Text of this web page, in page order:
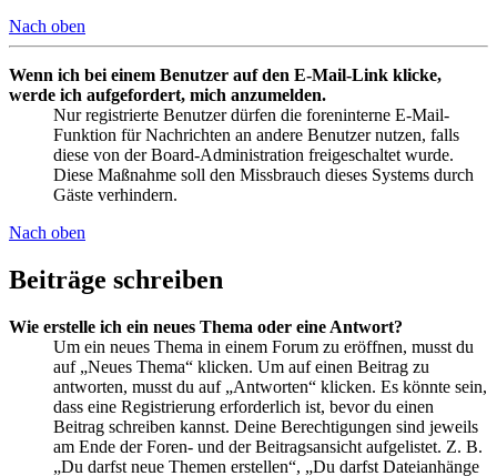
Nach oben
Wenn ich bei einem Benutzer auf den E-Mail-Link klicke,
werde ich aufgefordert, mich anzumelden.
Nur registrierte Benutzer dürfen die foreninterne E-Mail-
Funktion für Nachrichten an andere Benutzer nutzen, falls
diese von der Board-Administration freigeschaltet wurde.
Diese Maßnahme soll den Missbrauch dieses Systems durch
Gäste verhindern.
Nach oben
Beiträge schreiben
Wie erstelle ich ein neues Thema oder eine Antwort?
Um ein neues Thema in einem Forum zu eröffnen, musst du
auf „Neues Thema“ klicken. Um auf einen Beitrag zu
antworten, musst du auf „Antworten“ klicken. Es könnte sein,
dass eine Registrierung erforderlich ist, bevor du einen
Beitrag schreiben kannst. Deine Berechtigungen sind jeweils
am Ende der Foren- und der Beitragsansicht aufgelistet. Z. B.
„Du darfst neue Themen erstellen“, „Du darfst Dateianhänge